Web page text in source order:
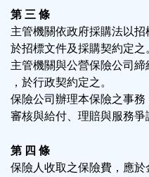
區
第 三 條
主管機關依政府採購法以
於招標文件及採購契約定之
主管機關與公營保險公司
，於行政契約定之。
保險公司辦理本保險之事
審核與給付、理賠與服務
第 四 條
保險人收取之保險費，應